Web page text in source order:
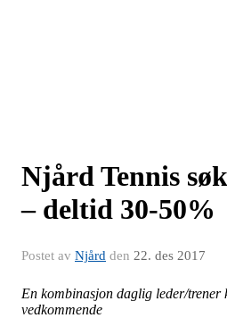
Njård Tennis
– deltid 30-50%
Postet av Njård den 22. des 2017
En kombinasjon daglig leder/trener
vedkommende